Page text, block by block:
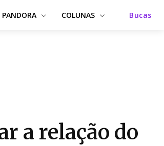
COLUNAS Bucas
a relação do